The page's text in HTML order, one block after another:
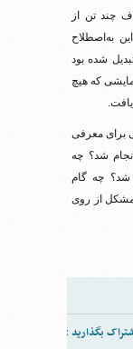
چند تن از
به‌اصطلاح
شده بود
که هیچ
برای معرفی
شد؟ چه
شد؟ چه گام
مشکل از روی
بگذارید :